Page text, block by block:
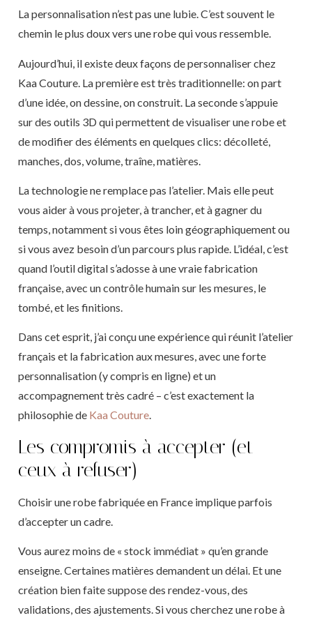
La personnalisation n’est pas une lubie. C’est souvent le
chemin le plus doux vers une robe qui vous ressemble.
Aujourd’hui, il existe deux façons de personnaliser chez
Kaa Couture. La première est très traditionnelle: on part
d’une idée, on dessine, on construit. La seconde s’appuie
sur des outils 3D qui permettent de visualiser une robe et
de modifier des éléments en quelques clics: décolleté,
manches, dos, volume, traîne, matières.
La technologie ne remplace pas l’atelier. Mais elle peut
vous aider à vous projeter, à trancher, et à gagner du
temps, notamment si vous êtes loin géographiquement ou
si vous avez besoin d’un parcours plus rapide. L’idéal, c’est
quand l’outil digital s’adosse à une vraie fabrication
française, avec un contrôle humain sur les mesures, le
tombé, et les finitions.
Dans cet esprit, j’ai conçu une expérience qui réunit l’atelier
français et la fabrication aux mesures, avec une forte
personnalisation (y compris en ligne) et un
accompagnement très cadré – c’est exactement la
philosophie de Kaa Couture.
Les compromis à accepter (et
ceux à refuser)
Choisir une robe fabriquée en France implique parfois
d’accepter un cadre.
Vous aurez moins de « stock immédiat » qu’en grande
enseigne. Certaines matières demandent un délai. Et une
création bien faite suppose des rendez-vous, des
validations, des ajustements. Si vous cherchez une robe à